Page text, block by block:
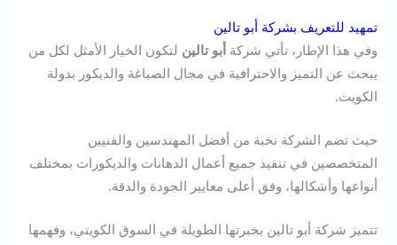
تمهيد للتعريف بشركة أبو تالين
وفي هذا الإطار، تأتي شركة أبو تالين لتكون الخيار الأمثل لكل من
يبحث عن التميز والاحترافية في مجال الصباغة والديكور بدولة
الكويت.
حيث تضم الشركة نخبة من أفضل المهندسين والفنيين
المتخصصين في تنفيذ جميع أعمال الدهانات والديكورات بمختلف
أنواعها وأشكالها، وفق أعلى معايير الجودة والدقة.
تتميز شركة أبو تالين بخبرتها الطويلة في السوق الكويتي، وفهمها